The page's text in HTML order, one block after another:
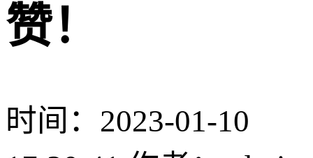
赞！
时间：2023-01-10